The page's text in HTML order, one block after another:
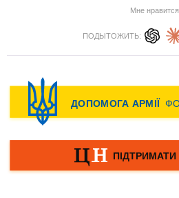
Мне нравится
ПОДЫТОЖИТЬ: